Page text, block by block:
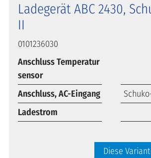
Ladegerät ABC 2430,
II
0101236030
Anschluss Temperatur
sensor
Anschluss, AC-Eingang
Ladestrom
Diese